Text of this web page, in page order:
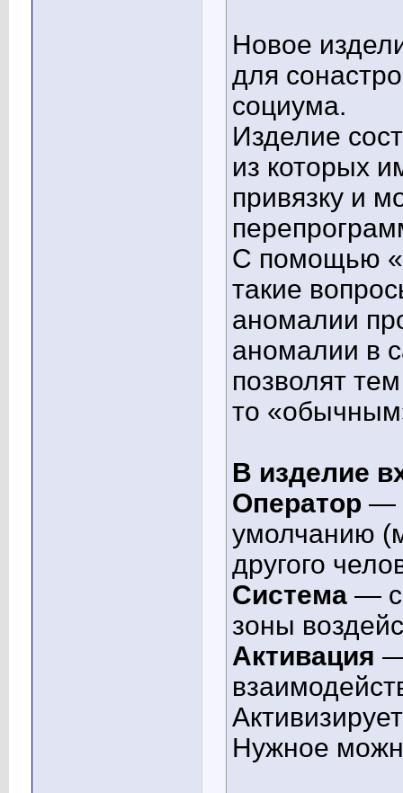
Новое
для
социума.
Изделие
из которых
привязку и
С помощью
такие
аномалии
аномалии в
позволят
то
В изделие
Оператор —
умолчанию
другого
Система —
зоны
Активация —
Нужное